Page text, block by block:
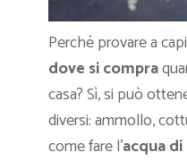
Perché provare a
dove si compra
casa? Sì, si può
diversi: ammollo,
come fare l’acqua